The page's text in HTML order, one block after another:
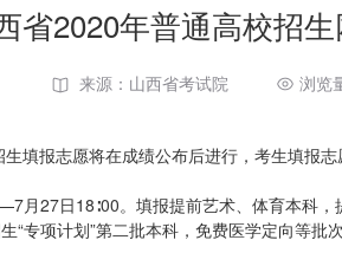
省2020年普通高校招
来源：山西省考试院 浏览
填报志愿将在成绩公布后进行，考生填报
月27日18∶00。填报提前艺术、体育本科
“专项计划”第二批本科，免费医学定向等批